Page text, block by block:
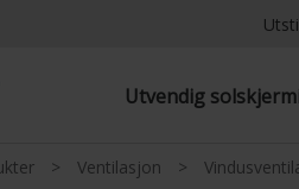
Utvendig
> Ventilasjon >